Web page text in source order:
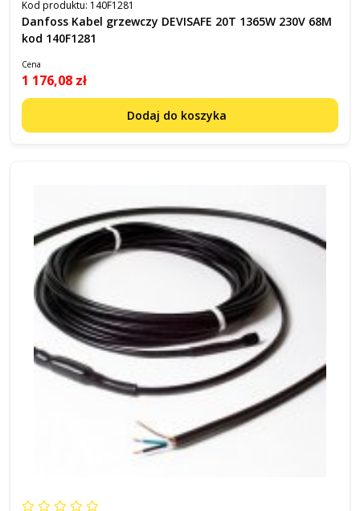
Kod produktu: 140F1281
Danfoss Kabel grzewczy DEVISAFE 20T 1365W 230V 68M
kod 140F1281
Cena
1 176,08 zł
Dodaj do koszyka